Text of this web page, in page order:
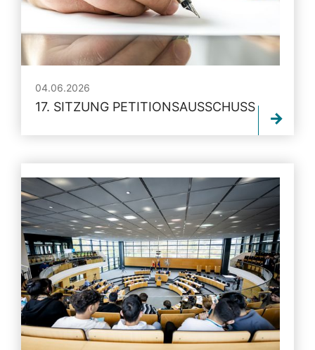
04.06.2026
17. SITZUNG PETITIONSAUSSCHUSS